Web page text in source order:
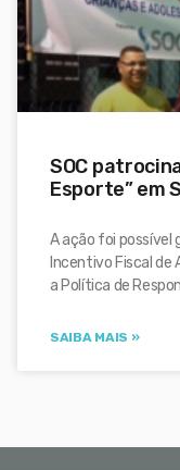
SOC
Esporte” em
A ação foi possível
Incentivo Fiscal de
a Política de
SAIBA MAIS »